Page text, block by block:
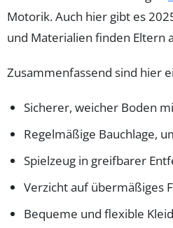
Motorik. Auch hier gibt es
und Materialien finden Eltern
Zusammenfassend sind hier
Sicherer, weicher Boden
Regelmäßige Bauchlage,
Spielzeug in greifbarer
Verzicht auf übermäßiges
Bequeme und flexible